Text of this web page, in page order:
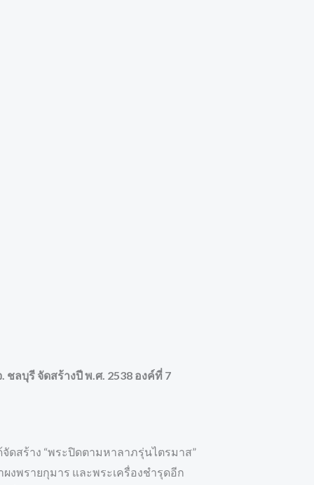
ลบุรี จัดสร้างปี พ.ศ. 2538 องค์ที่ 7
ดสร้าง “พระปิดตามหาลาภรุ่นไตรมาส”
งพรายกุมาร และพระเครื่องชำรุดอีก